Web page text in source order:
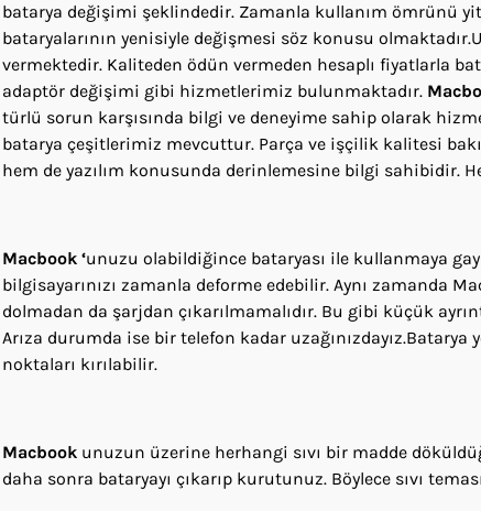
batarya değişimi şeklindedir. Zamanla kullanım ömrünü
bataryalarının yenisiyle değişmesi söz konusu
vermektedir. Kaliteden ödün vermeden hesaplı fiyatlarla
adaptör değişimi gibi hizmetlerimiz bulunmaktadır.
türlü sorun karşısında bilgi ve deneyime sahip olarak
batarya çeşitlerimiz mevcuttur. Parça ve işçilik kalitesi
hem de yazılım konusunda derinlemesine bilgi sahibidir.
Macbook ‘unuzu olabildiğince bataryası ile kullanmaya
bilgisayarınızı zamanla deforme edebilir. Aynı zamanda
dolmadan da şarjdan çıkarılmamalıdır. Bu gibi küçük
Arıza durumda ise bir telefon kadar uzağınızdayız.Batarya
noktaları kırılabilir.
Macbook unuzun üzerine herhangi sıvı bir madde
daha sonra bataryayı çıkarıp kurutunuz. Böylece sıvı